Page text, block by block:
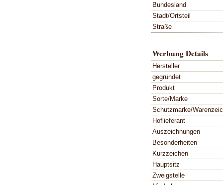
Bundesland
Stadt/Ortsteil
Straße
Werbung Details
Hersteller
gegründet
Produkt
Sorte/Marke
Schutzmarke/
Hoflieferant
Auszeichnungen
Besonderheiten
Kurzzeichen
Hauptsitz
Zweigstelle